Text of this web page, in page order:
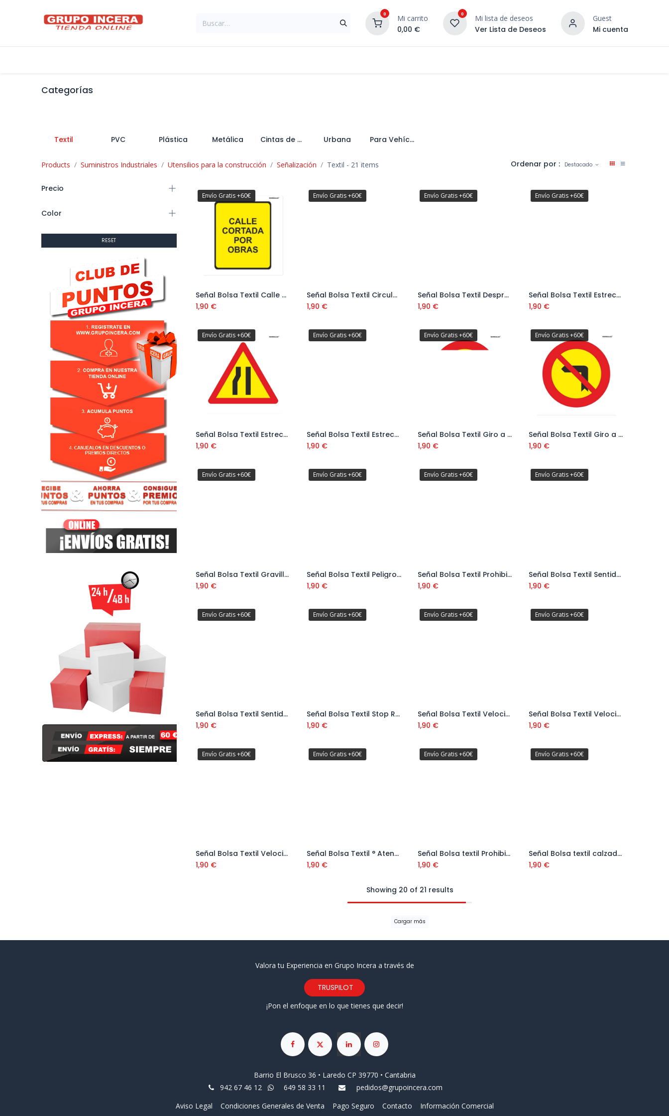
0 Mi carrito
0,00 €
0 Mi lista de deseos
Ver Lista de Deseos
Guest
Mi cuenta
¡DESCUBRE NUESTRO
Categorías
Textil PVC Plástica Metálica Cintas de Balizamiento Urbana Para Vehículos
Products Suministros Industriales Utensilios para la construcción Señalización Textil - 21 items Ordenar por : Destacado
Precio
Color
RESET
Envío Gratis +60€
Señal Bolsa Textil Calle Cortada Obras Ref: V11136
1,90 €
Envío Gratis +60€
Añadir al carrito
Señal Bolsa Textil Circulación Lenta Ref: V11100
1,90 €
Envío Gratis +60€
Añadir al carrito
Señal Bolsa Textil Desprendimientos Ref: V11165
1,90 €
Envío Gratis +60€
Añadir al carrito
Señal Bolsa Textil Estrechamiento Calzada Dcha Ref: V11110
1,90 €
Envío Gratis +60€
Señal Bolsa Textil Estrechamiento Calzada Izq Ref: V11111
1,90 €
Envío Gratis +60€
Señal Bolsa Textil Estrechamiento Calzada Ref: V11109
1,90 €
Envío Gratis +60€
Añadir al carrito
Señal Bolsa Textil Giro a la Dcha. Prohibido Ref: V11118
1,90 €
Envío Gratis +60€
Añadir al carrito
Señal Bolsa Textil Giro a la Izq. Prohibido Ref: V11119
1,90 €
Envío Gratis +60€
Añadir al carrito
Señal Bolsa Textil Gravilla Suelta Ref: V11101
1,90 €
Envío Gratis +60€
Señal Bolsa Textil Peligro Obras Ref: V11135
1,90 €
Envío Gratis +60€
Añadir al carrito
Señal Bolsa Textil Prohibido Aparcar Ref: V11141
1,90 €
Envío Gratis +60€
Añadir al carrito
Señal Bolsa Textil Sentido Obligatorio Dcha Ref: V11132
1,90 €
Envío Gratis +60€
Añadir al carrito
Señal Bolsa Textil Sentido Obligatorio Izq Ref: V11133
1,90 €
Envío Gratis +60€
Añadir al carrito
Señal Bolsa Textil Stop Ref: V11123
1,90 €
Envío Gratis +60€
Añadir al carrito
Señal Bolsa Textil Velocidad Máxima 20 Ref: V11120
1,90 €
Envío Gratis +60€
Añadir al carrito
Señal Bolsa Textil Velocidad Máxima 30 Ref: V11130
1,90 €
Envío Gratis +60€
Añadir al carrito
Señal Bolsa Textil Velocidad Máxima 40 Ref: V11140
1,90 €
Envío Gratis +60€
Añadir al carrito
Señal Bolsa Textil ° Atención ! Salida Camiones Ref: V11134
1,90 €
Envío Gratis +60€
Añadir al carrito
Señal Bolsa textil Prohibido El Paso Ref: V11160
1,90 €
Envío Gratis +60€
Añadir al carrito
Señal Bolsa textil calzada Sin Salidas Ref: V11125
1,90 €
Showing 20 of 21 results
Cargar más
Valora tu Experiencia en Grupo Incera a través de
TRUSPILOT
¡Pon el enfoque en lo que tienes que decir!
Barrio El Brusco 36 • Laredo CP 39770 • Cantabria
942 67 46 12
649 58 33 11
pedidos@grupoincera.com
Aviso Legal
Condiciones Generales de Venta Pago Seguro Contacto Información Comercial